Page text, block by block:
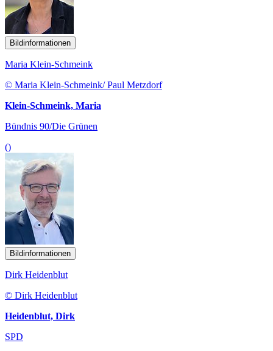
Bildinformationen
Maria Klein-Schmeink
© Maria Klein-Schmeink/ Paul Metzdorf
Klein-Schmeink, Maria
Bündnis 90/Die Grünen
()
Bildinformationen
Dirk Heidenblut
© Dirk Heidenblut
Heidenblut, Dirk
SPD